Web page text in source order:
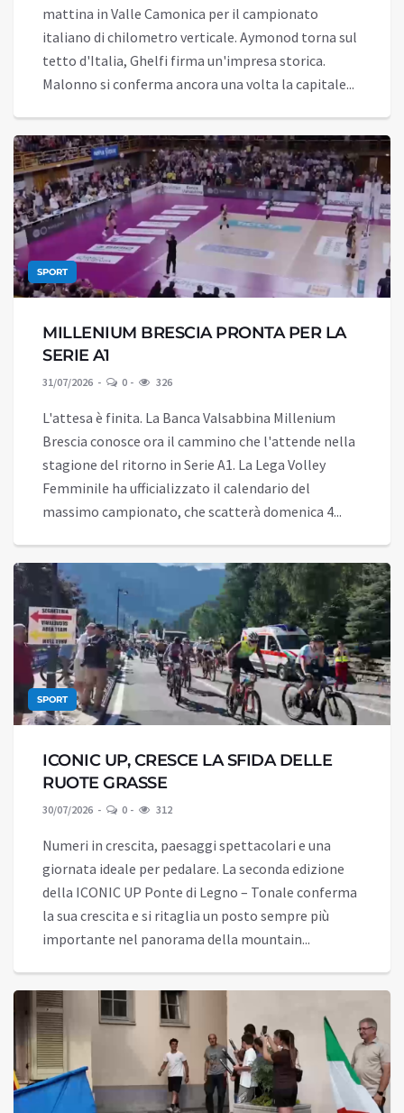
mattina in Valle Camonica per il campionato
italiano di chilometro verticale. Aymonod torna sul
tetto d'Italia, Ghelfi firma un'impresa storica.
Malonno si conferma ancora una volta la capitale...
SPORT
MILLENIUM BRESCIA PRONTA PER LA
SERIE A1
31/07/2026 0 326
L'attesa è finita. La Banca Valsabbina Millenium
Brescia conosce ora il cammino che l'attende nella
stagione del ritorno in Serie A1. La Lega Volley
Femminile ha ufficializzato il calendario del
massimo campionato, che scatterà domenica 4...
SPORT
ICONIC UP, CRESCE LA SFIDA DELLE
RUOTE GRASSE
30/07/2026 0 312
Numeri in crescita, paesaggi spettacolari e una
giornata ideale per pedalare. La seconda edizione
della ICONIC UP Ponte di Legno – Tonale conferma
la sua crescita e si ritaglia un posto sempre più
importante nel panorama della mountain...